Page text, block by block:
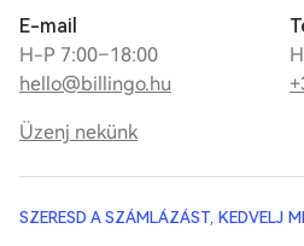
E-mail
H-P 7:00–18:00
hello@billingo.hu
Üzenj nekünk
SZERESD A SZÁMLÁZÁST, KEDVELJ